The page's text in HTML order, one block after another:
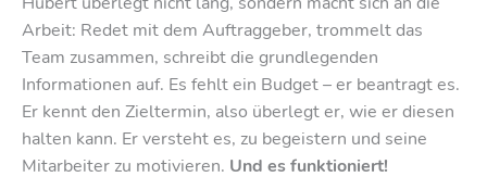
Arbeit: Redet mit dem Auftraggeber, trommelt das
Team zusammen, schreibt die grundlegenden
Informationen auf. Es fehlt ein Budget – er beantragt es.
Er kennt den Zieltermin, also überlegt er, wie er diesen
halten kann. Er versteht es, zu begeistern und seine
Mitarbeiter zu motivieren. Und es funktioniert!